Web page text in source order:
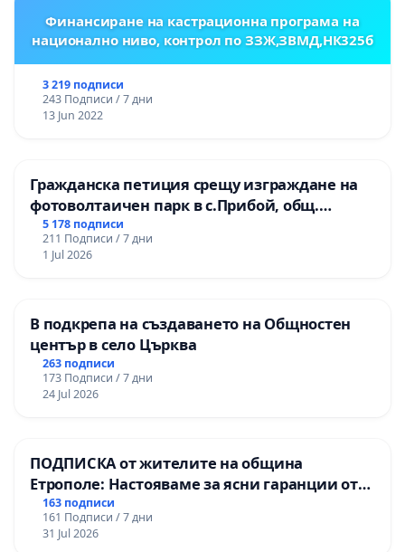
Финансиране на кастрационна програма на
национално ниво, контрол по ЗЗЖ,ЗВМД,НК325б
3 219 подписи
243 Подписи / 7 дни
13 Jun 2022
Гражданска петиция срещу изграждане на
фотоволтаичен парк в с.Прибой, общ.
Радомир
5 178 подписи
211 Подписи / 7 дни
1 Jul 2026
В подкрепа на създаването на Общностен
център в село Църква
263 подписи
173 Подписи / 7 дни
24 Jul 2026
ПОДПИСКА от жителите на община
Етрополе: Настояваме за ясни гаранции от
“Елаците-МЕД” АД и от държавата, че ще се
изпълнят всички екологични норми!
163 подписи
161 Подписи / 7 дни
31 Jul 2026